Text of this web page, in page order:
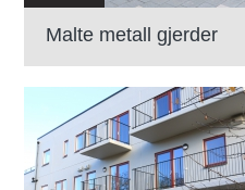
Malte metall gjerder